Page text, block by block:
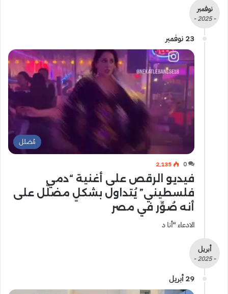
نوفمبر
- 2025 -
23 نوفمبر
مُضلل
0 2٬135
فيديو الرقص على أغنية “دمي
فلسطيني” يُتداول بشكلٍ مضلّل على
أنه صُوِّر في مصر
الادعاء “أنا د
أبريل
- 2025 -
29 أبريل